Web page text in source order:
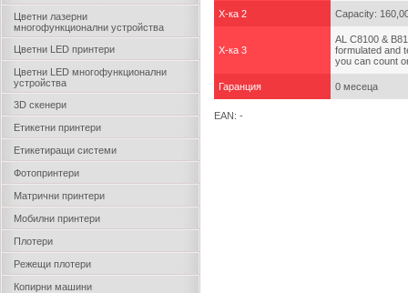
Цветни лазерни
многофункционални устройства
Цветни LED принтери
Цветни LED многофункционални
устройства
3D скенери
Етикетни принтери
Етикетиращи системи
Фотопринтери
Матрични принтери
Мобилни принтери
Плотери
Режещи плотери
Копирни машини
Х-ка 2 Capacity:
Х-ка 3
AL C8100 &
formulated and
you can count
Гаранция 0 месеца
EAN: -